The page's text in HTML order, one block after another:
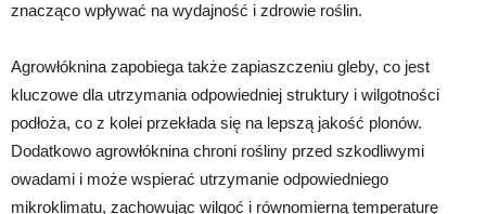
znacząco wpływać na wydajność i zdrowie roślin.
Agrowłóknina zapobiega także zapiaszczeniu gleby, co jest
kluczowe dla utrzymania odpowiedniej struktury i wilgotności
podłoża, co z kolei przekłada się na lepszą jakość plonów.
Dodatkowo agrowłóknina chroni rośliny przed szkodliwymi
owadami i może wspierać utrzymanie odpowiedniego
mikroklimatu, zachowując wilgoć i równomierną temperaturę